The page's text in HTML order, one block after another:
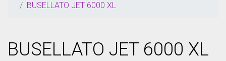
BUSELLATO JET 6000 XL
BUSELLATO JET 6000 XL